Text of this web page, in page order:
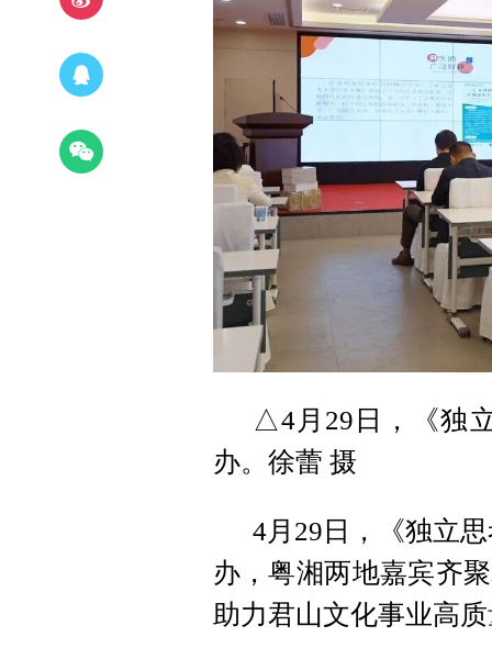
△4月29日，《独
办。徐蕾 摄
4月29日，《独立
办，粤湘两地嘉宾齐
助力君山文化事业高